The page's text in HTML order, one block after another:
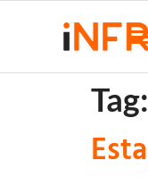
Tag: